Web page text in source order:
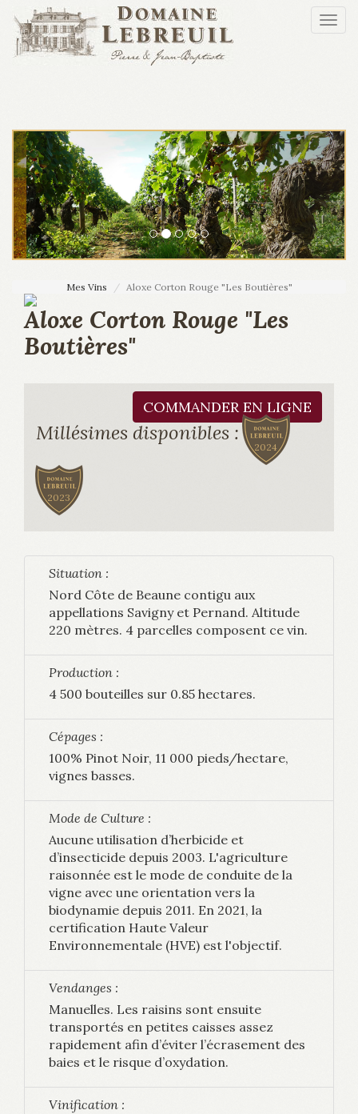
Aller au contenu principal
Mes Vins Aloxe Corton Rouge "Les Boutières"
Aloxe Corton Rouge "Les
Boutières"
COMMANDER EN LIGNE
Millésimes disponibles :
2024
2023
Situation :
Nord Côte de Beaune contigu aux
appellations Savigny et Pernand. Altitude
220 mètres. 4 parcelles composent ce vin.
Production :
4 500 bouteilles sur 0.85 hectares.
Cépages :
100% Pinot Noir, 11 000 pieds/hectare,
vignes basses.
Mode de Culture :
Aucune utilisation d’herbicide et
d’insecticide depuis 2003. L'agriculture
raisonnée est le mode de conduite de la
vigne avec une orientation vers la
biodynamie depuis 2011. En 2021, la
certification Haute Valeur
Environnementale (HVE) est l'objectif.
Vendanges :
Manuelles. Les raisins sont ensuite
transportés en petites caisses assez
rapidement afin d’éviter l’écrasement des
baies et le risque d’oxydation.
Vinification :